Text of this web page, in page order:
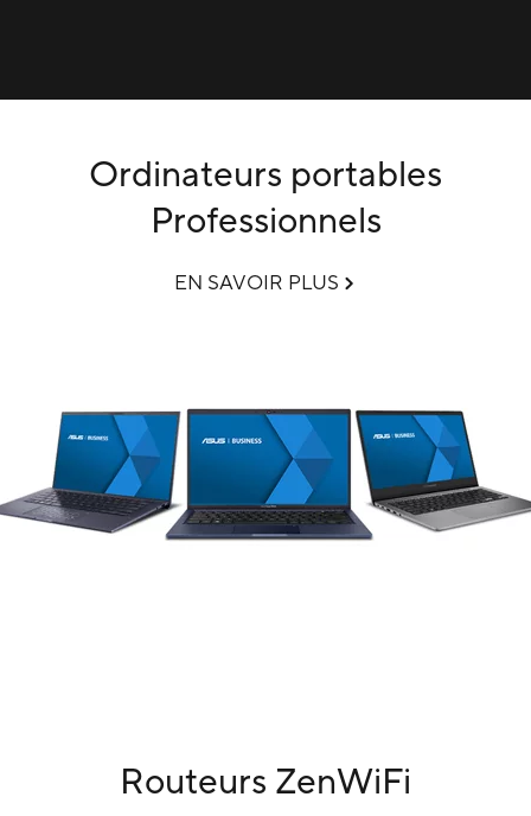
Ordinateurs portables
Professionnels
EN SAVOIR PLUS
Routeurs ZenWiFi